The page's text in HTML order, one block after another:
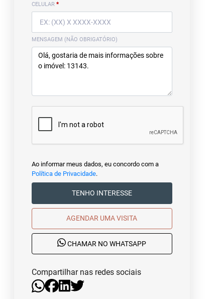
CELULAR *
MENSAGEM (NÃO OBRIGATÓRIO)
Ao informar meus dados, eu concordo com a
Política de Privacidade.
TENHO INTERESSE
AGENDAR UMA VISITA
CHAMAR NO WHATSAPP
Compartilhar nas redes sociais